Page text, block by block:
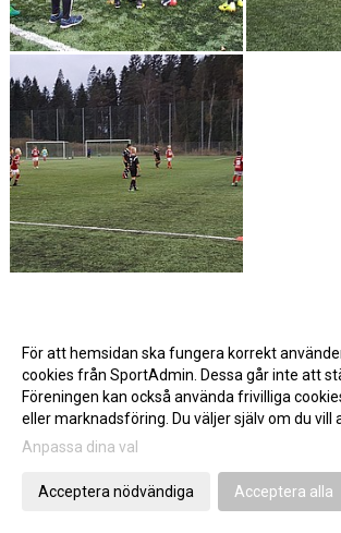
Seriematch: Byttorps IF -
september 2017)
För att hemsidan ska fungera korrekt
cookies från SportAdmin. Dessa går inte att
Föreningen kan också använda frivilliga
eller marknadsföring. Du väljer själv om du vill
Anpassa dina val
Acceptera nödvändiga Acceptera alla